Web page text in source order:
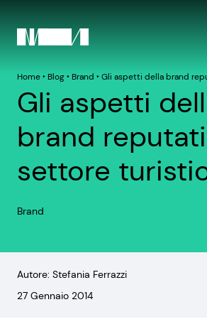
Home‣ Blog‣ Brand ‣Gli aspetti della brand
Gli aspetti
brand
settore
Brand
Autore: Stefania Ferrazzi
27 Gennaio 2014